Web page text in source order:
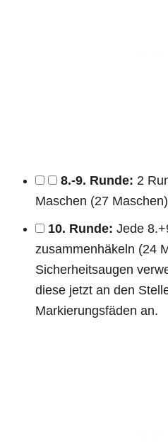
8.-9. Runde: 2
Maschen (27
10. Runde: Jede
zusammenhäkeln (24
Sicherheitsaugen
diese jetzt an den
Markierungsfäden an.